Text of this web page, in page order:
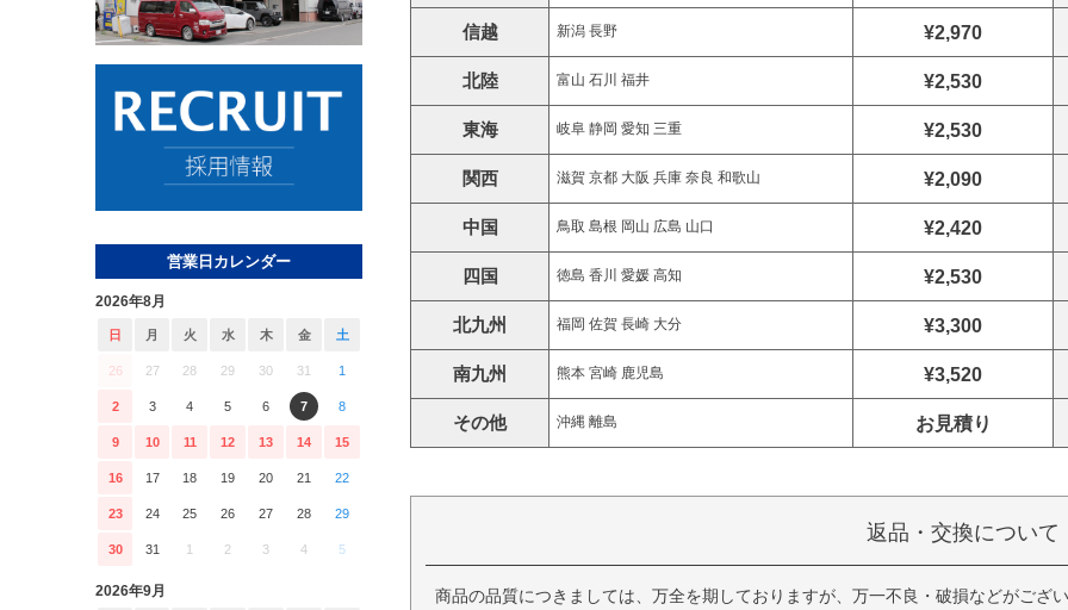
営業日カレンダー
2026年8月
日 月 火 水 木 金 土
26 27 28 29 30 31 1
2 3 4 5 6 7 8
9 10 11 12 13 14 15
16 17 18 19 20 21 22
23 24 25 26 27 28 29
30 31 1 2 3 4 5
2026年9月
信越 新潟 長野 ¥2,970
北陸 富山 石川 福井 ¥2,530
東海 岐阜 静岡 愛知 三重 ¥2,530
関西 滋賀 京都 大阪 兵庫 奈良 和歌山 ¥2,090
中国 鳥取 島根 岡山 広島 山口 ¥2,420
四国 徳島 香川 愛媛 高知 ¥2,530
北九州 福岡 佐賀 長崎 大分 ¥3,300
南九州 熊本 宮崎 鹿児島 ¥3,520
その他 沖縄 離島 お見積り
返品・交換について
商品の品質につきましては、万全を期しておりますが、万一不良・破損などがござ